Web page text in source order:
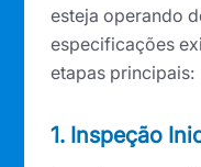
esteja operando
especificações
etapas principais:
1. Inspeção